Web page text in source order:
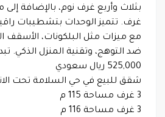
بثلاث وأربع غرف نوم، بالإضافة
غرف. تتميز الوحدات بتشطيبات
مع ميزات مثل البلكونات، الأسقف
ضد التوهج، وتقنية المنزل الذكي.
525,000 ريال سعودي
شقق للبيع في حي السلامة تحت
3 غرف مساحة 115 م
3 غرف مساحة 116 م